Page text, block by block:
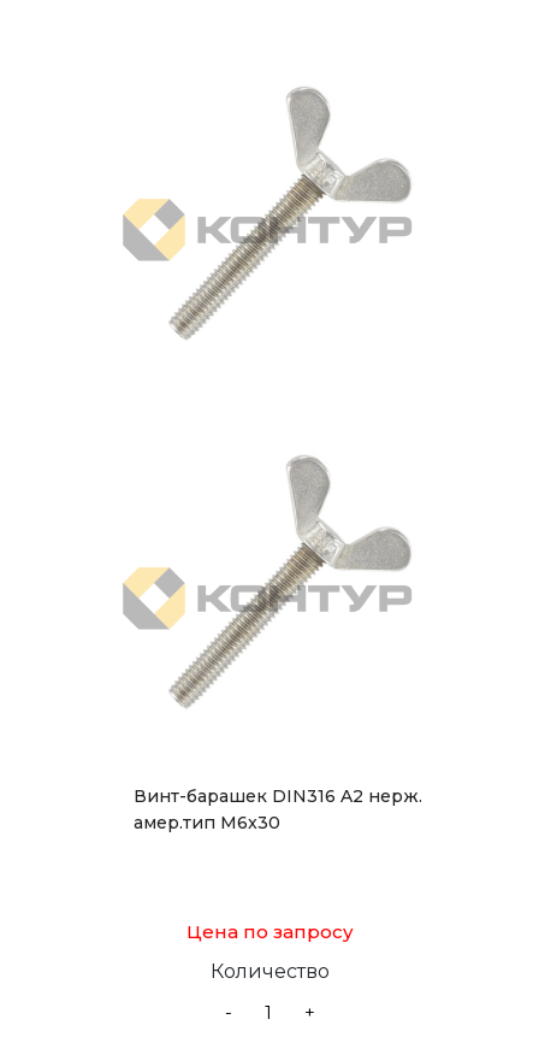
Винт-барашек DIN316 A2 нерж.
амер.тип М6x30
Цена по запросу
Количество
-
+